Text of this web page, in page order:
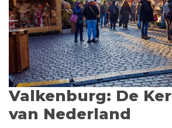
Valkenburg: De
van Nederland